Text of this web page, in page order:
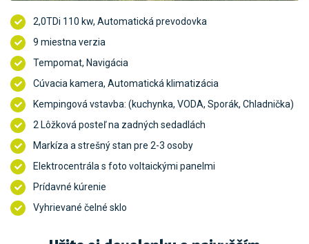
2,0TDi 110 kw, Automatická prevodovka
9 miestna verzia
Tempomat, Navigácia
Cúvacia kamera, Automatická klimatizácia
Kempingová vstavba: (kuchynka, VODA, Sporák, Chladnička)
2 Lôžková posteľ na zadných sedadlách
Markíza a strešný stan pre 2-3 osoby
Elektrocentrála s foto voltaickými panelmi
Prídavné kúrenie
Vyhrievané čelné sklo